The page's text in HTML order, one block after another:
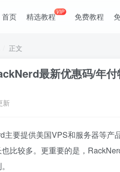
首页 精选教程VIP 免费教程
正文
最新优惠码/年
新
主要提供美国VPS和服务器等产
比较多。更重要的是，